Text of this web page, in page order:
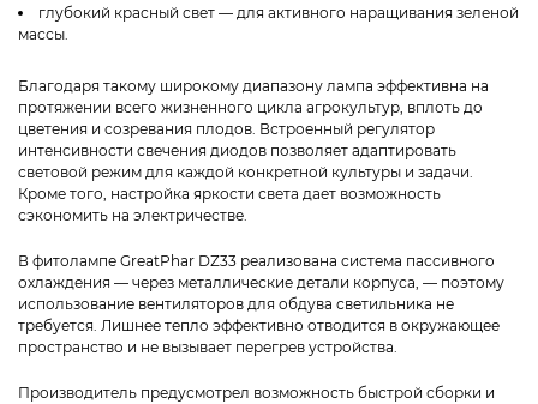
глубокий красный свет — для активного наращивания зеленой
массы.
Благодаря такому широкому диапазону лампа эффективна на
протяжении всего жизненного цикла агрокультур, вплоть до
цветения и созревания плодов. Встроенный регулятор
интенсивности свечения диодов позволяет адаптировать
световой режим для каждой конкретной культуры и задачи.
Кроме того, настройка яркости света дает возможность
сэкономить на электричестве.
В фитолампе GreatPhar DZ33 реализована система пассивного
охлаждения — через металлические детали корпуса, — поэтому
использование вентиляторов для обдува светильника не
требуется. Лишнее тепло эффективно отводится в окружающее
пространство и не вызывает перегрев устройства.
Производитель предусмотрел возможность быстрой сборки и